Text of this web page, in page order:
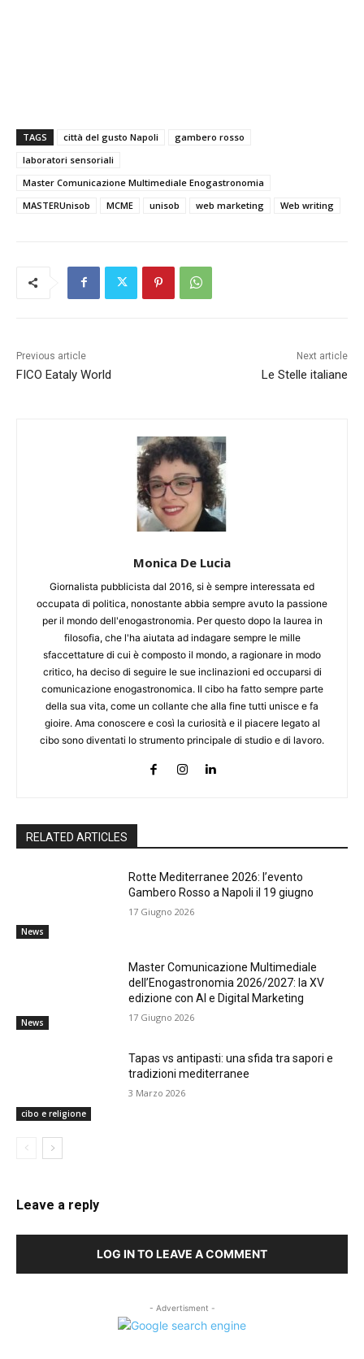
TAGS città del gusto Napoli
gambero rosso
laboratori sensoriali
Master Comunicazione Multimediale Enogastronomia
MASTERUnisob
MCME unisob web marketing Web writing
Previous article
FICO Eataly World
Next article
Le Stelle italiane
Monica De Lucia
Giornalista pubblicista dal 2016, si è sempre interessata ed
occupata di politica, nonostante abbia sempre avuto la passione
per il mondo dell'enogastronomia. Per questo dopo la laurea in
filosofia, che l'ha aiutata ad indagare sempre le mille
sfaccettature di cui è composto il mondo, a ragionare in modo
critico, ha deciso di seguire le sue inclinazioni ed occuparsi di
comunicazione enogastronomica. Il cibo ha fatto sempre parte
della sua vita, come un collante che alla fine tutti unisce e fa
gioire. Ama conoscere e così la curiosità e il piacere legato al
cibo sono diventati lo strumento principale di studio e di lavoro.
RELATED ARTICLES
News
Rotte Mediterranee 2026: l’evento
Gambero Rosso a Napoli il 19 giugno
17 Giugno 2026
News
Master Comunicazione Multimediale
dell’Enogastronomia 2026/2027: la XV
edizione con AI e Digital Marketing
17 Giugno 2026
cibo e religione
Tapas vs antipasti: una sfida tra sapori e
tradizioni mediterranee
3 Marzo 2026
Leave a reply
LOG IN TO LEAVE A COMMENT
- Advertisment -